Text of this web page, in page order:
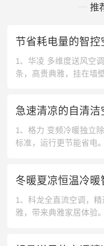
推
节省耗电量的智控
1、华凌 多维度送风空
条，高贵典雅，挂在墙
季想开就开，再也不用
变频系统，30s速冷、
3、美的 180°旋转循环
急速清凉的自清洁
1、格力 变频冷暖独立
标准，运行更节能省电
制冷无需久等。具有强
气对流循环，有效防止
能WIFI 空调，大风量
冬暖夏凉恒温冷暖
1、科龙全直流空调，
雅，带来典雅家居体验